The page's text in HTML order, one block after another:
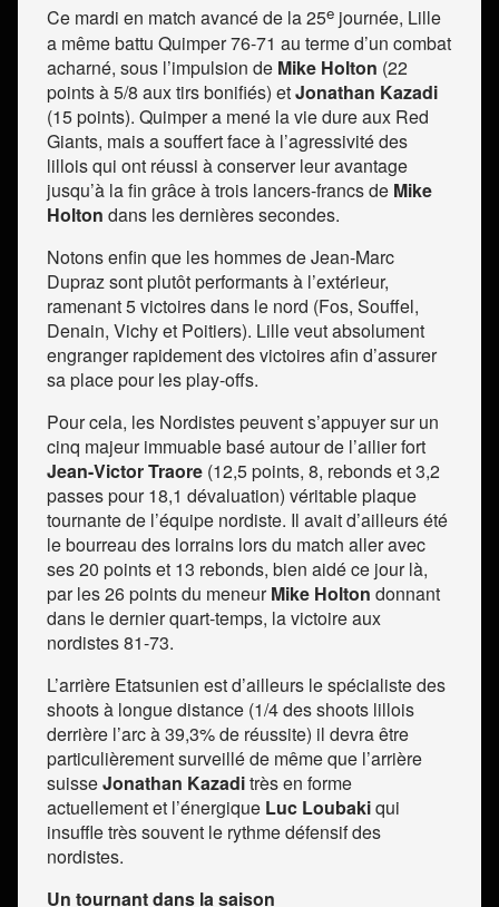
Ce mardi en match avancé de la 25e journée, Lille
a même battu Quimper 76-71 au terme d’un combat
acharné, sous l’impulsion de Mike Holton (22
points à 5/8 aux tirs bonifiés) etJonathan Kazadi
(15 points). Quimper a mené la vie dure aux Red
Giants, mais a souffert face à l’agressivité des
lillois qui ont réussi à conserver leur avantage
jusqu’à la fin grâce à trois lancers-francs de Mike
Holton dans les dernières secondes.
Notons enfin que les hommes de Jean-Marc
Dupraz sont plutôt performants à l’extérieur,
ramenant 5 victoires dans le nord (Fos, Souffel,
Denain, Vichy et Poitiers). Lille veut absolument
engranger rapidement des victoires afin d’assurer
sa place pour les play-offs.
Pour cela, les Nordistes peuvent s’appuyer sur un
cinq majeur immuable basé autour de l’ailier fort
Jean-Victor Traore (12,5 points, 8, rebonds et 3,2
passes pour 18,1 dévaluation) véritable plaque
tournante de l’équipe nordiste. Il avait d’ailleurs été
le bourreau des lorrains lors du match aller avec
ses 20 points et 13 rebonds, bien aidé ce jour là,
par les 26 points du meneurMike Holton donnant
dans le dernier quart-temps, la victoire aux
nordistes 81-73.
L’arrière Etatsunien est d’ailleurs le spécialiste des
shoots à longue distance (1/4 des shoots lillois
derrière l’arc à 39,3% de réussite) il devra être
particulièrement surveillé de même que l’arrière
suisseJonathan Kazaditrès en forme
actuellement et l’énergique Luc Loubakiqui
insuffle très souvent le rythme défensif des
nordistes.
Un tournant dans la saison